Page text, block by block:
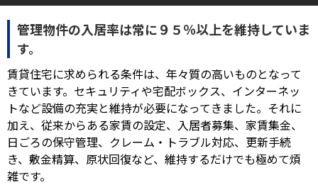
管理物件の入居率は常に９５％以上を維持していま
す。
賃貸住宅に求められる条件は、年々質の高いものとなって
きています。セキュリティや宅配ボックス、インターネッ
トなど設備の充実と維持が必要になってきました。それに
加え、従来からある家賃の設定、入居者募集、家賃集金、
日ごろの保守管理、クレーム・トラブル対応、更新手続
き、敷金精算、原状回復など、維持するだけでも極めて煩
雑です。